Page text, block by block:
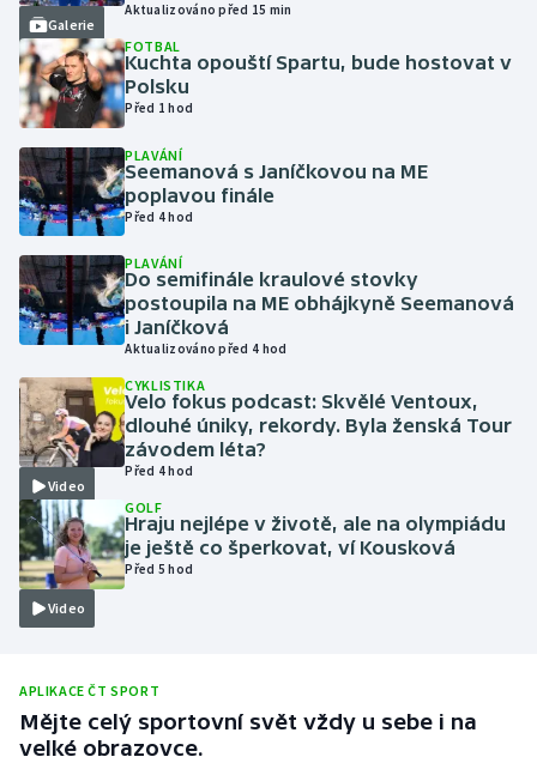
Golf
Gymnastika
Házená
Jezdectví
Krasobruslení
Lyže a snowboard
Moderní pětiboj
Motorsport
Olympijské hry
Plavání
Galerie
Aktualizováno před 15 min
FOTBAL
Kuchta opouští Spartu, bude hostovat v
Polsku
Před 1 hod
PLAVÁNÍ
Seemanová s Janíčkovou na ME
poplavou finále
Před 4 hod
PLAVÁNÍ
Do semifinále kraulové stovky
postoupila na ME obhájkyně Seemanová
i Janíčková
Aktualizováno před 4 hod
Video
CYKLISTIKA
Velo fokus podcast: Skvělé Ventoux,
dlouhé úniky, rekordy. Byla ženská Tour
závodem léta?
Před 4 hod
Video
GOLF
Hraju nejlépe v životě, ale na olympiádu
je ještě co šperkovat, ví Kousková
Před 5 hod
APLIKACE ČT SPORT
Mějte celý sportovní svět vždy u sebe i na
velké obrazovce.